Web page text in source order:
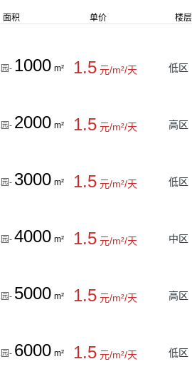
面积 单价 楼层
- 1000 m² 1.5 元/m²/天 低区
- 2000 m² 1.5 元/m²/天 高区
- 3000 m² 1.5 元/m²/天 低区
- 4000 m² 1.5 元/m²/天 中区
- 5000 m² 1.5 元/m²/天 高区
- 6000 m² 1.5 元/m²/天 低区